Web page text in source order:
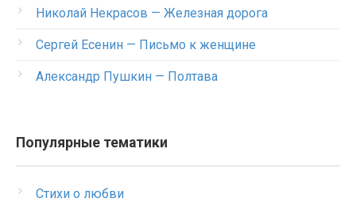
Николай Некрасов — Железная дорога
Сергей Есенин — Письмо к женщине
Александр Пушкин — Полтава
Популярные тематики
Стихи о любви